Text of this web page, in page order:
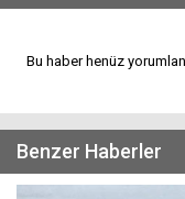
Bu haber henüz
Benzer Haberler